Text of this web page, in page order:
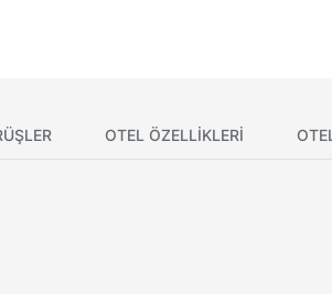
OTEL ÖZELLIKLERI